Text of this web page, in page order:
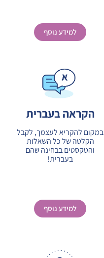
למידע נוסף
הקראה בעברית
במקום להקריא לעצמך, לקבל
הקלטה של כל השאלות
והטקסטים בבחינה שהם
בעברית!
למידע נוסף